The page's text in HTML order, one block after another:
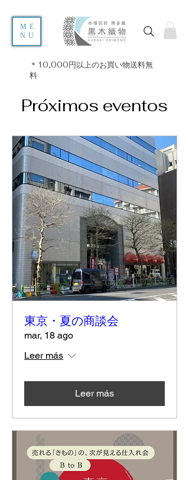
ME
NU
＊10,000円以上のお買い物送料無
料
Próximos eventos
東京・夏の商談会
mar, 18 ago
Leer más
Leer más